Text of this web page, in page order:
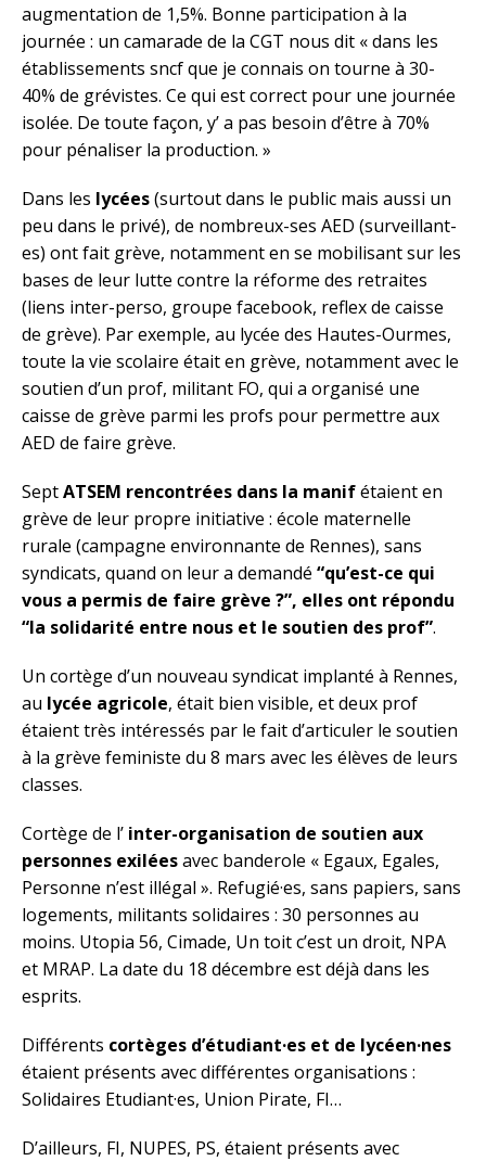
augmentation de 1,5%. Bonne participation à la
journée : un camarade de la CGT nous dit « dans les
établissements sncf que je connais on tourne à 30-
40% de grévistes. Ce qui est correct pour une journée
isolée. De toute façon, y’ a pas besoin d’être à 70%
pour pénaliser la production. »
Dans les lycées(surtout dans le public mais aussi un
peu dans le privé), de nombreux-ses AED (surveillant-
es) ont fait grève, notamment en se mobilisant sur les
bases de leur lutte contre la réforme des retraites
(liens inter-perso, groupe facebook, reflex de caisse
de grève). Par exemple, au lycée des Hautes-Ourmes,
toute la vie scolaire était en grève, notamment avec le
soutien d’un prof, militant FO, qui a organisé une
caisse de grève parmi les profs pour permettre aux
AED de faire grève.
SeptATSEM rencontrées dans la manifétaient en
grève de leur propre initiative : école maternelle
rurale (campagne environnante de Rennes), sans
syndicats, quand on leur a demandé “qu’est-ce qui
vous a permis de faire grève ?”, elles ont répondu
“la solidarité entre nous et le soutien des prof”.
Un cortège d’un nouveau syndicat implanté à Rennes,
au lycée agricole, était bien visible, et deux prof
étaient très intéressés par le fait d’articuler le soutien
à la grève feministe du 8 mars avec les élèves de leurs
classes.
Cortège de l’ inter-organisation de soutien aux
personnes exiléesavec banderole « Egaux, Egales,
Personne n’est illégal ». Refugié·es, sans papiers, sans
logements, militants solidaires : 30 personnes au
moins. Utopia 56, Cimade, Un toit c’est un droit, NPA
et MRAP. La date du 18 décembre est déjà dans les
esprits.
Différents cortèges d’étudiant·es et de lycéen·nes
étaient présents avec différentes organisations :
Solidaires Etudiant·es, Union Pirate, FI…
D’ailleurs, FI, NUPES, PS, étaient présents avec